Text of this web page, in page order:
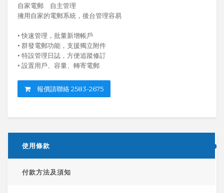
自家電郵 自主管理
擁用自家的電郵系統，後台管理容易
• 快速管理，批量新增帳戶
• 群發電郵功能，支援獨立附件
• 特設管理日誌，方便追蹤修訂
• 設置用戶、容量、轉寄電郵
報價請聯絡 2583-2675
使用條款
付款方法及須知